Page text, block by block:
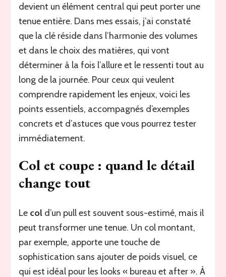
devient un élément central qui peut porter une
tenue entière. Dans mes essais, j’ai constaté
que la clé réside dans l’harmonie des volumes
et dans le choix des matières, qui vont
déterminer à la fois l’allure et le ressenti tout au
long de la journée. Pour ceux qui veulent
comprendre rapidement les enjeux, voici les
points essentiels, accompagnés d’exemples
concrets et d’astuces que vous pourrez tester
immédiatement.
Col et coupe : quand le détail
change tout
Le col d’un pull est souvent sous-estimé, mais il
peut transformer une tenue. Un col montant,
par exemple, apporte une touche de
sophistication sans ajouter de poids visuel, ce
qui est idéal pour les looks « bureau et after ». À